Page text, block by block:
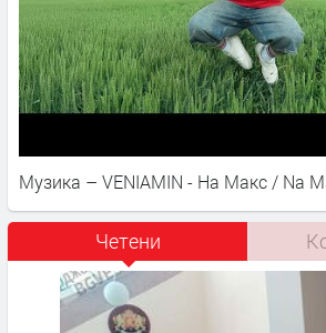
Музика – VENIAMIN - На Макс / Na
Четени